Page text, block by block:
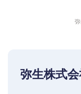
弥生株式